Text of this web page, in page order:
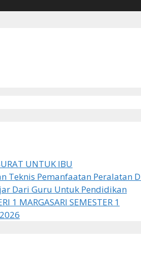
UNTUK IBU
Teknis Pemanfaatan Peralatan
Dari Guru Untuk Pendidikan
1 MARGASARI SEMESTER 1